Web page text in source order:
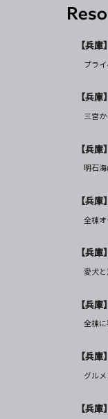
【兵庫】
プラ
【兵庫】
三宮
【兵庫
明石
【兵庫】
全棟
【兵庫】
愛犬
【兵庫】
全棟
【兵庫】
グル
【兵庫】